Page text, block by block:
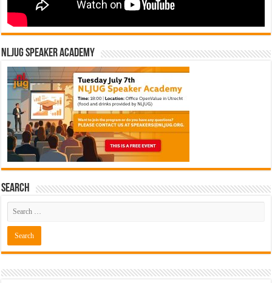
NLJUG Speaker Academy
Search